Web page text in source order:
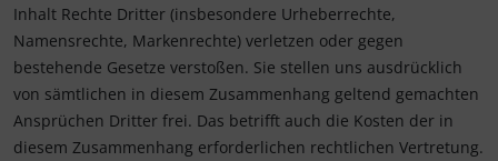
Inhalt Rechte Dritter (insbesondere Urheberrechte,
Namensrechte, Markenrechte) verletzen oder gegen
bestehende Gesetze verstoßen. Sie stellen uns ausdrücklich
von sämtlichen in diesem Zusammenhang geltend gemachten
Ansprüchen Dritter frei. Das betrifft auch die Kosten der in
diesem Zusammenhang erforderlichen rechtlichen Vertretung.